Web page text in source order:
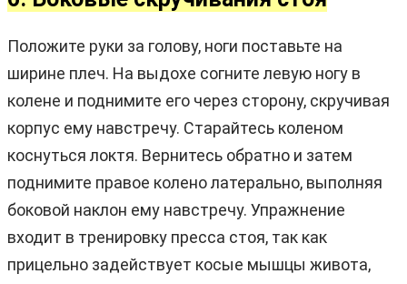
Положите руки за голову, ноги поставьте на
ширине плеч. На выдохе согните левую ногу в
колене и поднимите его через сторону, скручивая
корпус ему навстречу. Старайтесь коленом
коснуться локтя. Вернитесь обратно и затем
поднимите правое колено латерально, выполняя
боковой наклон ему навстречу. Упражнение
входит в тренировку пресса стоя, так как
прицельно задействует косые мышцы живота,